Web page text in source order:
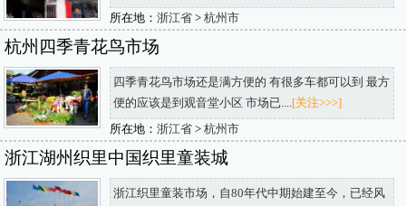
所在地： 浙江省> 杭州市
杭州四季青花鸟市场
四季青花鸟市场还是满方便的 有很多车都可以到 最方
便的应该是到观音堂小区 市场已....[关注>>>]
所在地： 浙江省> 杭州市
浙江湖州织里中国织里童装城
浙江织里童装市场，自80年代中期始建至今，已经风